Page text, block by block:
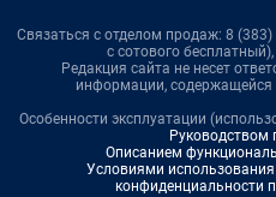
Связаться с отделом продаж: 8
с сотового бесплатный),
Редакция сайта не несет
информации, содержащейся
Особенности эксплуатации
Руководством
Описанием
Условиями
конфиденциальности